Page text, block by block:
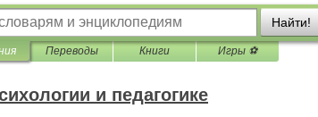
Найти!
Переводы Книги Игры ⚽
и педагогике